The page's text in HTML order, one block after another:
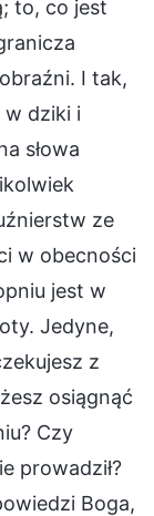
to, co jest
I tak,
w dziki i
słowa
ze
w obecności
jest w
Jedyne,
z
osiągnąć
Czy
prowadził?
Boga,